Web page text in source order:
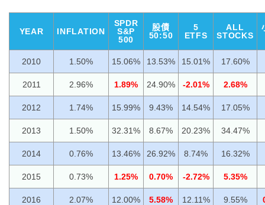
YEAR INFLATION
SPDR
S&P
500
股債
50:50
5
ETFS
ALL
STOCKS
2010 1.50% 15.06% 13.53% 15.01% 17.60%
2011 2.96% 1.89% 24.90% -2.01% 2.68%
2012 1.74% 15.99% 9.43% 14.54% 17.05%
2013 1.50% 32.31% 8.67% 20.23% 34.47%
2014 0.76% 13.46% 26.92% 8.74% 16.32%
2015 0.73% 1.25% 0.70% -2.72% 5.35%
2016 2.07% 12.00% 5.58% 12.11% 9.55%